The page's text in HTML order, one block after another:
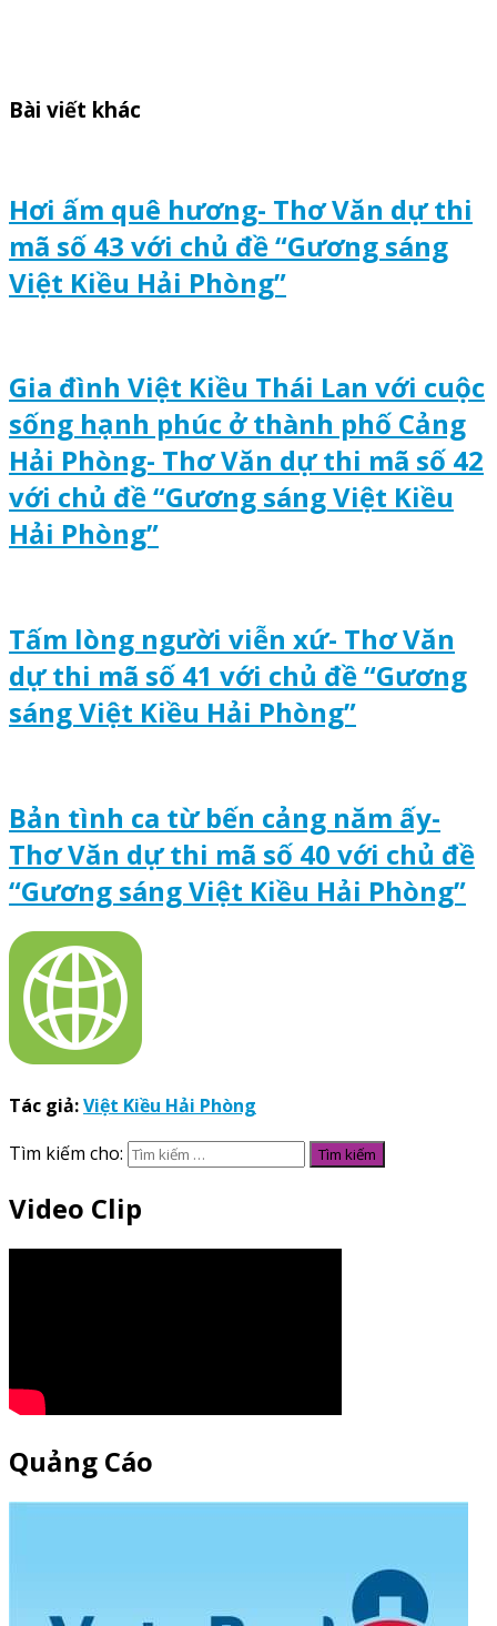
Bài viết khác
Hơi ấm quê hương- Thơ Văn dự thi
mã số 43 với chủ đề “Gương sáng
Việt Kiều Hải Phòng”
Gia đình Việt Kiều Thái Lan với cuộc
sống hạnh phúc ở thành phố Cảng
Hải Phòng- Thơ Văn dự thi mã số 42
với chủ đề “Gương sáng Việt Kiều
Hải Phòng”
Tấm lòng người viễn xứ- Thơ Văn
dự thi mã số 41 với chủ đề “Gương
sáng Việt Kiều Hải Phòng”
Bản tình ca từ bến cảng năm ấy-
Thơ Văn dự thi mã số 40 với chủ đề
“Gương sáng Việt Kiều Hải Phòng”
Tác giả:Việt Kiều Hải Phòng
Tìm kiếm cho:
Video Clip
Quảng Cáo